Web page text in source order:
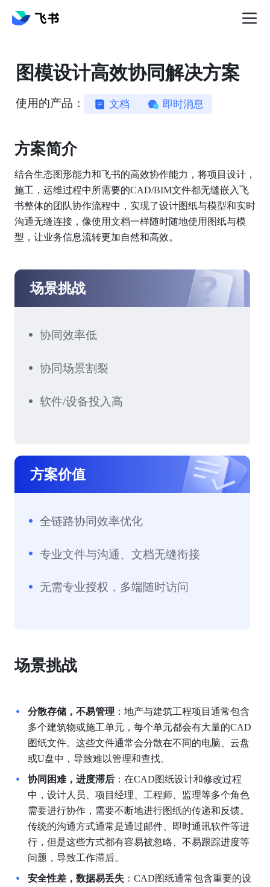
图模设计高效协同解决方案
使用的产品： 文档 即时消息
方案简介️
结合生态图形能力和飞书的高效协作能力，将项目设计，
施工，运维过程中所需要的CAD/BIM文件都无缝嵌入飞
书整体的团队协作流程中，实现了设计图纸与模型和实时
沟通无缝连接，像使用文档一样随时随地使用图纸与模
型，让业务信息流转更加自然和高效。
场景挑战
协同效率低
协同场景割裂
软件/设备投入高
方案价值
全链路协同效率优化
专业文件与沟通、文档无缝衔接
无需专业授权，多端随时访问
场景挑战
分散存储，不易管理 ：地产与建筑工程项目通常包含
多个建筑物或施工单元，每个单元都会有大量的CAD
图纸文件。这些文件通常会分散在不同的电脑、云盘
或U盘中，导致难以管理和查找。
协同困难，进度滞后：在CAD图纸设计和修改过程
中，设计人员、项目经理、工程师、监理等多个角色
需要进行协作，需要不断地进行图纸的传递和反馈。
传统的沟通方式通常是通过邮件、即时通讯软件等进
行，但是这些方式都有容易被忽略、不易跟踪进度等
问题，导致工作滞后。
安全性差，数据易丢失：CAD图纸通常包含重要的设